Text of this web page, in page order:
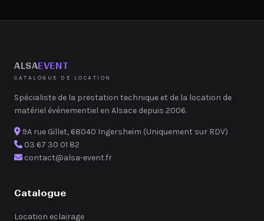
ALSAEVENT
CATALOGUE DE LOCATION
Spécialiste de la prestation technique et de la location de
matériel événementiel en Alsace depuis 2006.
9A rue Gillet, 68040 Ingersheim (Uniquement sur RDV)
03 67 30 01 82
contact@alsa-event.fr
Catalogue
Location eclairage